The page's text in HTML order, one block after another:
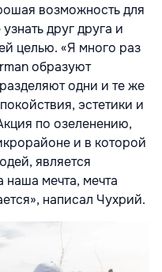
возможность для
друг друга и
целью. «Я много раз
образуют
одни и те же
эстетики и
по озеленению,
и в которой
является
наша мечта, мечта
написал Чухрий.